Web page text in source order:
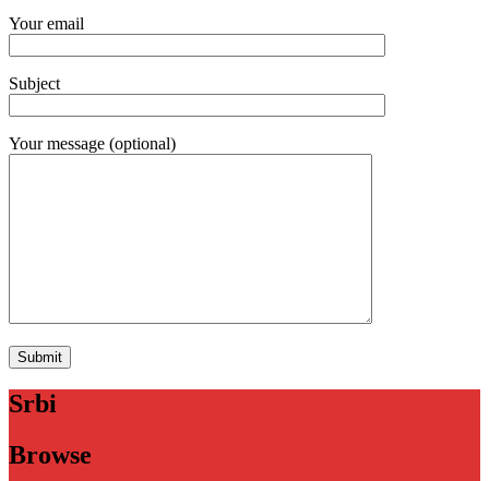
Your email
Subject
Your message (optional)
Srbi
Browse